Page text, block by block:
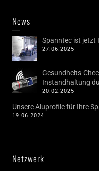
News
Spanntec ist jetzt
27.06.2025
Gesundheits-
Instandhaltung
20.02.2025
Unsere Aluprofile für Ihre
19.06.2024
Netzwerk